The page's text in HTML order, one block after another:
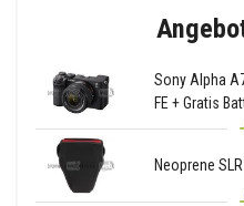
Sony Alpha
FE + Gratis
Neoprene